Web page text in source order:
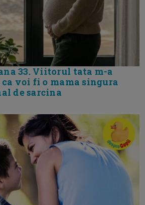
33. Viitorul tata m-a
voi fi o mama singura
de sarcina